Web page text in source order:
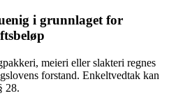
i grunnlaget for
meieri eller slakteri regnes
forstand. Enkeltvedtak kan
28.